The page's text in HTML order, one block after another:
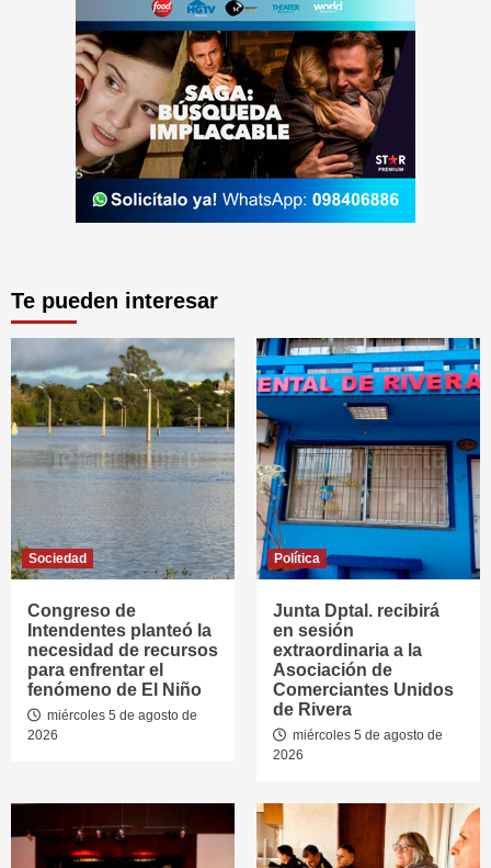
Te pueden interesar
Sociedad
Congreso de
Intendentes planteó la
necesidad de recursos
para enfrentar el
fenómeno de El Niño
miércoles 5 de agosto de
2026
Política
Junta Dptal. recibirá
en sesión
extraordinaria a la
Asociación de
Comerciantes Unidos
de Rivera
miércoles 5 de agosto de
2026